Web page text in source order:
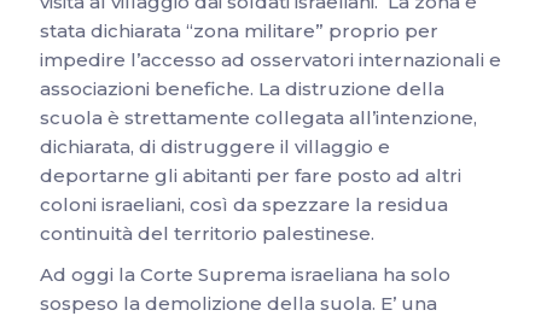
stata dichiarata “zona militare” proprio per
impedire l’accesso ad osservatori internazionali e
associazioni benefiche. La distruzione della
scuola è strettamente collegata all’intenzione,
dichiarata, di distruggere il villaggio e
deportarne gli abitanti per fare posto ad altri
coloni israeliani, così da spezzare la residua
continuità del territorio palestinese.
Ad oggi la Corte Suprema israeliana ha solo
sospeso la demolizione della suola. E’ una